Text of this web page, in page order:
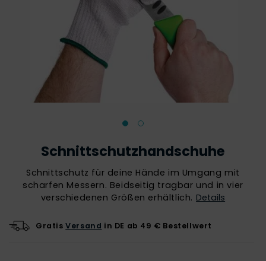
Schnittschutzhandschuhe
Schnittschutz für deine Hände im Umgang mit
scharfen Messern. Beidseitig tragbar und in vier
verschiedenen Größen erhältlich. Details
GratisVersand in DE ab 49 € Bestellwert